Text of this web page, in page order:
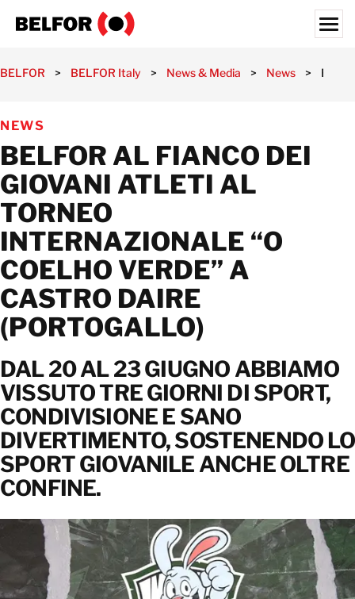
SERVIZI
CLIENTI
CASI DI SUCCESSO
NEWS & MEDIA
CHI SIAMO
LAVORA CON NOI
INDIRIZZI
ITALIA
CONTATTACI
CONTATTACI
BELFOR > BELFOR Italy > News & Media > News >
NEWS
BELFOR AL FIANCO DEI
GIOVANI ATLETI AL
TORNEO
INTERNAZIONALE “O
COELHO VERDE” A
CASTRO DAIRE
(PORTOGALLO)
DAL 20 AL 23 GIUGNO ABBIAMO
VISSUTO TRE GIORNI DI SPORT,
CONDIVISIONE E SANO
DIVERTIMENTO, SOSTENENDO LO
SPORT GIOVANILE ANCHE OLTRE
CONFINE.